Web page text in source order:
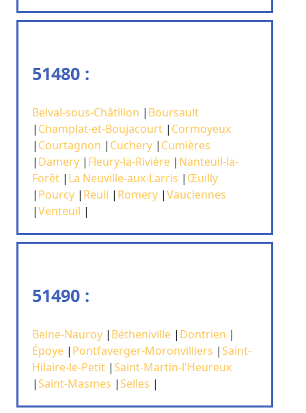
51480 :
Belval-sous-Châtillon | Boursault
| Champlat-et-Boujacourt | Cormoyeux
| Courtagnon | Cuchery | Cumières
| Damery | Fleury-la-Rivière | Nanteuil-la-
Forêt | La Neuville-aux-Larris | Œuilly
| Pourcy | Reuil | Romery |Vauciennes
|Venteuil |
51490 :
Beine-Nauroy | Bétheniville | Dontrien |
Époye | Pontfaverger-Moronvilliers |Saint-
Hilaire-le-Petit |Saint-Martin-l'Heureux
|Saint-Masmes |Selles |